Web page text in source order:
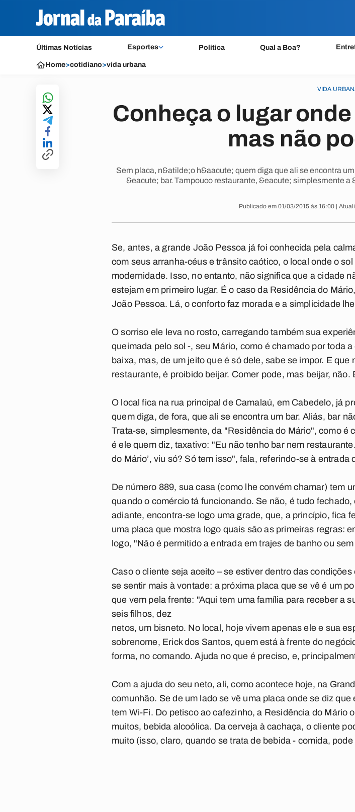
Últimas Notícias Esportes Política Qual a Boa?
Home>cotidiano>vida urbana
VIDA
Conheça o lugar
mas não
Sem placa, n&atilde;o h&aacute; quem diga que ali se encontra
&eacute; bar. Tampouco restaurante, &eacute; simplesmente
Publicado em 01/03/2015 às 16:00 |
Se, antes, a grande João Pessoa já foi conhecida pela
com seus arranha-céus e trânsito caótico, o local onde o
modernidade. Isso, no entanto, não significa que a cidade
estejam em primeiro lugar. É o caso da Residência do
João Pessoa. Lá, o conforto faz morada e a simplicidade
O sorriso ele leva no rosto, carregando também sua
queimada pelo sol -, seu Mário, como é chamado por toda
baixa, mas, de um jeito que é só dele, sabe se impor. E
restaurante, é proibido beijar. Comer pode, mas beijar,
O local fica na rua principal de Camalaú, em Cabedelo, já
quem diga, de fora, que ali se encontra um bar. Aliás, bar
Trata-se, simplesmente, da "Residência do Mário", como é
é ele quem diz, taxativo: "Eu não tenho bar nem
do Mário’, viu só? Só tem isso", fala, referindo-se à entrada
De número 889, sua casa (como lhe convém chamar) tem
quando o comércio tá funcionando. Se não, é tudo
adiante, encontra-se logo uma grade, que, a princípio, fica
uma placa que mostra logo quais são as primeiras regras:
logo, "Não é permitido a entrada em trajes de banho ou
Caso o cliente seja aceito – se estiver dentro das
se sentir mais à vontade: a próxima placa que se vê é um
que vem pela frente: "Aqui tem uma família para receber a
seis filhos, dez
netos, um bisneto. No local, hoje vivem apenas ele e sua
sobrenome, Erick dos Santos, quem está à frente do
forma, no comando. Ajuda no que é preciso, e,
Com a ajuda do seu neto, ali, como acontece hoje, na
comunhão. Se de um lado se vê uma placa onde se diz
tem Wi-Fi. Do petisco ao cafezinho, a Residência do Mário
muitos, bebida alcoólica. Da cerveja à cachaça, o cliente
muito (isso, claro, quando se trata de bebida - comida,